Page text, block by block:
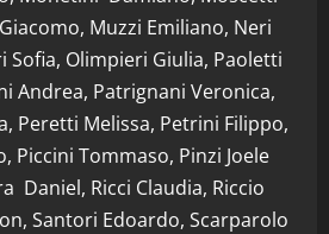
Muzzi Emiliano, Neri
Sofia, Olimpieri Giulia, Paoletti
Andrea, Patrignani Veronica,
Peretti Melissa, Petrini Filippo,
Piccini Tommaso, Pinzi Joele
Daniel, Ricci Claudia, Riccio
Santori Edoardo, Scarparolo